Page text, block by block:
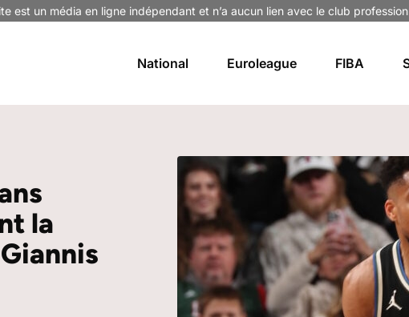
est un média en ligne indépendant et n’a aucun lien avec le club
National Euroleague FIBA
la